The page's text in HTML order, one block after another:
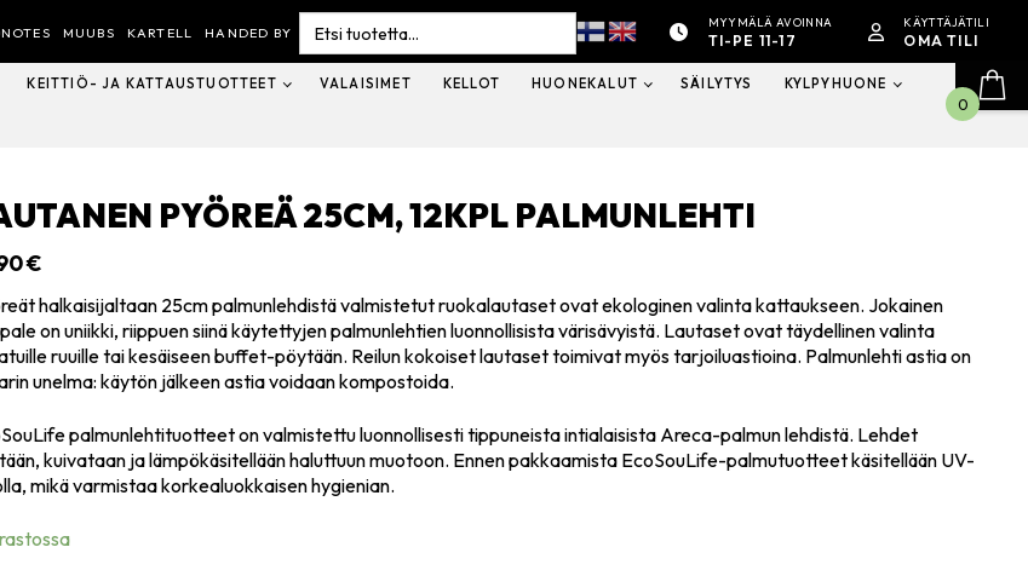
MUUBS KARTELL HANDED BY
Search
for:
MYYMÄLÄ AVOINNA
TI-PE 11-17
KÄYTTÄJÄTILI
OMA TILI
KEITTIÖ- JA KATTAUSTUOTTEET VALAISIMET KELLOT HUONEKALUT SÄILYTYS KYLPYHUONE
PYÖREÄ 25CM, 12KPL PALMUNLEHTI
€
halkaisijaltaan 25cm palmunlehdistä valmistetut ruokalautaset ovat ekologinen valinta kattaukseen. Jokainen
on uniikki, riippuen siinä käytettyjen palmunlehtien luonnollisista värisävyistä. Lautaset ovat täydellinen valinta
ruuille tai kesäiseen buffet-pöytään. Reilun kokoiset lautaset toimivat myös tarjoiluastioina. Palmunlehti astia on
unelma: käytön jälkeen astia voidaan kompostoida.
palmunlehtituotteet on valmistettu luonnollisesti tippuneista intialaisista Areca-palmun lehdistä. Lehdet
kuivataan ja lämpökäsitellään haluttuun muotoon. Ennen pakkaamista EcoSouLife-palmutuotteet käsitellään UV-
mikä varmistaa korkealuokkaisen hygienian.
0